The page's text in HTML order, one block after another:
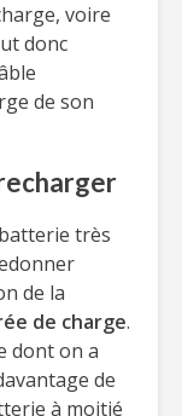
voire
donc
de son
très
de la
de charge.
dont on a
de
à moitié